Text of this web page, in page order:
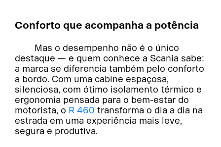
Conforto que acompanha a potência
Mas o desempenho não é o único
destaque — e quem conhece a Scania sabe:
a marca se diferencia também pelo conforto
a bordo. Com uma cabine espaçosa,
silenciosa, com ótimo isolamento térmico e
ergonomia pensada para o bem-estar do
motorista, o R 460 transforma o dia a dia na
estrada em uma experiência mais leve,
segura e produtiva.